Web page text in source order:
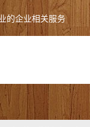
的企业相关服务